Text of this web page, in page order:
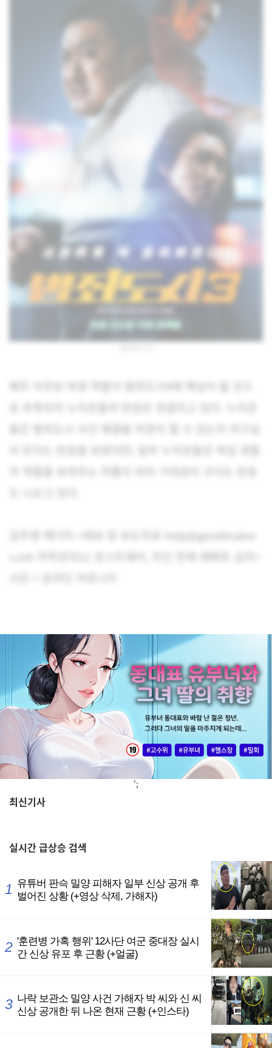
배우 이주빈 여경 역할이 범죄도시4에 핵심이 될 것으
로 추측되자 누리꾼들의 반응은 엇갈리고 있다. 누리꾼
들은 범죄도시 사건 해결을 여경이 할 수 있는지 의구심
이 든다는 반응을 보였지만, 일부 누리꾼들은 여성 경찰
의 역할을 보여주는 작품이 되어 기대감이 크다는 반응
김주영 에디터 <제보 및 보도자료 help@goodmaker
s.net 저작권자(c) 포스트쉐어, 무단 전재-재배포 금지>
';
최신기사
실시간급상승 검색